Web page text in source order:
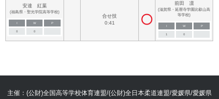
安達 紅葉
(福島県・聖光学院高等学校)
I W P
0 0
合せ技
0:41
前田 凛
(滋賀県・延暦寺学園比叡山高
等学校)
I W P
1 0
主催：(公財)全国高等学校体育連盟/(公財)全日本柔道連盟/愛媛県/愛媛県